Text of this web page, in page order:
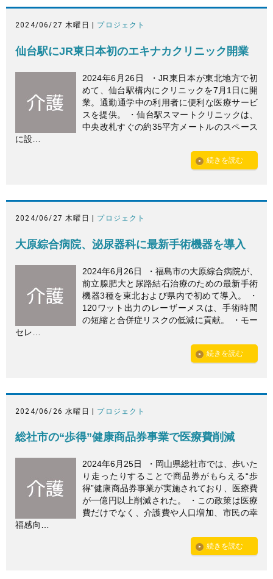
2024/06/27 木曜日 | プロジェクト
仙台駅にJR東日本初のエキナカクリニック開業
2024年6月26日 ・JR東日本が東北地方で初
めて、仙台駅構内にクリニックを7月1日に開
業。通勤通学中の利用者に便利な医療サービ
スを提供。 ・仙台駅スマートクリニックは、
中央改札すぐの約35平方メートルのスペース
に設…
続きを読む
2024/06/27 木曜日 | プロジェクト
大原綜合病院、泌尿器科に最新手術機器を導入
2024年6月26日 ・福島市の大原綜合病院が、
前立腺肥大と尿路結石治療のための最新手術
機器3種を東北および県内で初めて導入。 ・
120ワット出力のレーザーメスは、手術時間
の短縮と合併症リスクの低減に貢献。 ・モー
セレ…
続きを読む
2024/06/26 水曜日 | プロジェクト
総社市の“歩得”健康商品券事業で医療費削減
2024年6月25日 ・岡山県総社市では、歩いた
り走ったりすることで商品券がもらえる“歩
得”健康商品券事業が実施されており、医療費
が一億円以上削減された。 ・この政策は医療
費だけでなく、介護費や人口増加、市民の幸
福感向…
続きを読む